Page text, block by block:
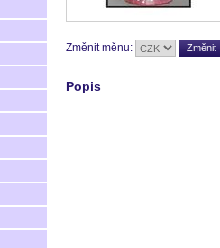
Změnit měnu:
Popis